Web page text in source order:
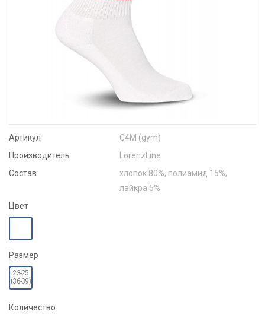
Артикул
С4М (gym)
Производитель
LorenzLine
Состав
хлопок 80%, полиамид 15%,
лайкра 5%
Цвет
Размер
23-25
(36-39)
Количество